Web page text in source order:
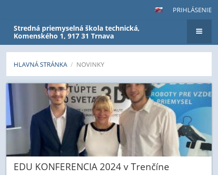
PRIHLÁSENIE
Stredná priemyselná škola technická,
Komenského 1, 917 31 Trnava
HLAVNÁ STRÁNKA / NOVINKY
Novinky
EDU KONFERENCIA 2024 v Trenčíne
Predchádzajúci 3 4 5 6 7 8 9
10
11
Ďalší